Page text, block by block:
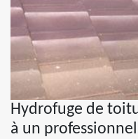
Hydrofuge de
à un